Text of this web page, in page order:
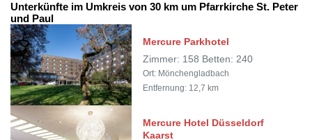
Unterkünfte im Umkreis von 30 km um Pfarrkirche St. Peter
und Paul
Mercure Parkhotel
Zimmer: 158 Betten: 240
Ort: Mönchengladbach
Entfernung: 12,7 km
Mercure Hotel Düsseldorf
Kaarst